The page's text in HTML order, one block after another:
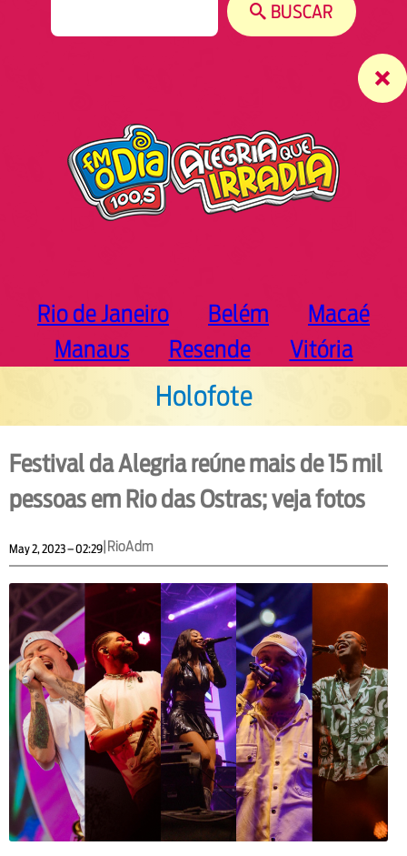
BUSCAR
Rio de Janeiro Belém
Macaé
Manaus
Resende Vitória
Holofote
Festival da Alegria reúne mais de 15 mil
pessoas em Rio das Ostras; veja fotos
May 2, 2023 – 02:29 RioAdm